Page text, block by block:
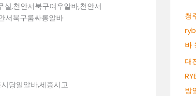
당일알바,세종시고
청
바
대
방